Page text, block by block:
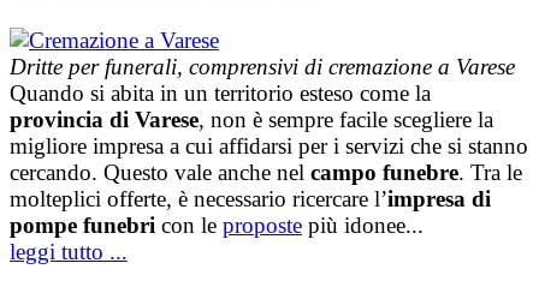
Dritte per funerali, comprensivi di cremazione a Varese
Quando si abita in un territorio esteso come la
provincia di Varese, non è sempre facile scegliere la
migliore impresa a cui affidarsi per i servizi che si stanno
cercando. Questo vale anche nel campo funebre. Tra le
molteplici offerte, è necessario ricercare l’impresa di
pompe funebri con le proposte più idonee...
leggi tutto ...